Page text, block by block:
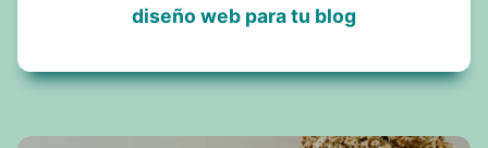
diseño web para tu blog